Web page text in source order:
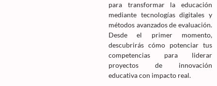
para transformar la educación
mediante tecnologías digitales y
métodos avanzados de evaluación.
Desde el primer momento,
descubrirás cómo potenciar tus
competencias para liderar
proyectos de innovación
educativa con impacto real.